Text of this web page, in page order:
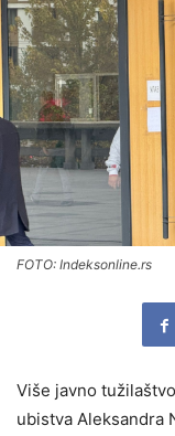
FOTO: Indeksonline.rs
Više javno
ubistva Aleksandra